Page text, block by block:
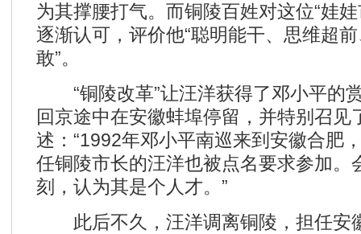
为其撑腰打气。而铜陵百姓对这位“娃
逐渐认可，评价他“聪明能干、思维超
敢”。
“铜陵改革”让汪洋获得了邓小平的
回京途中在安徽蚌埠停留，并特别召见
述：“1992年邓小平南巡来到安徽合肥
任铜陵市长的汪洋也被点名要求参加。
刻，认为其是个人才。”
此后不久，汪洋调离铜陵，担任安